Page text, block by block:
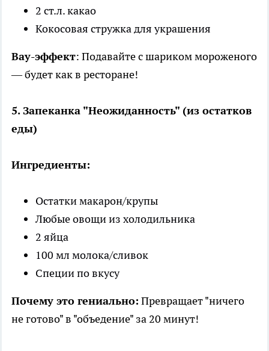
2 ст.л. какао
Кокосовая стружка для украшения
Вау-эффект: Подавайте с шариком мороженого
— будет как в ресторане!
5. Запеканка "Неожиданность" (из остатков
еды)
Ингредиенты:
Остатки макарон/крупы
Любые овощи из холодильника
2 яйца
100 мл молока/сливок
Специи по вкусу
Почему это гениально: Превращает "ничего
не готово" в "объедение" за 20 минут!